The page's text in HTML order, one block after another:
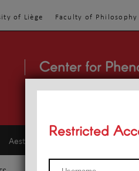
of Liège Faculty of Philosophy
Center for
Aesthetics
Restricted